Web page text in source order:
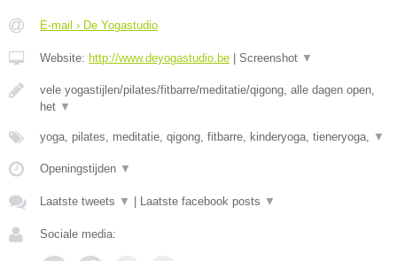
E-mail › De Yogastudio
Website: http://www.deyogastudio.be | Screenshot ▼
vele yogastijlen/pilates/fitbarre/meditatie/qigong, alle dagen open,
het ▼
yoga, pilates, meditatie, qigong, fitbarre, kinderyoga, tieneryoga, ▼
Openingstijden ▼
Laatste tweets ▼ | Laatste facebook posts ▼
Sociale media: